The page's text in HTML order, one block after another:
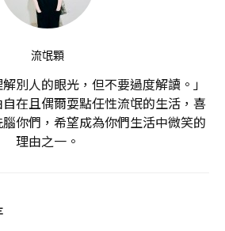
流氓顆
別人的眼光，但不要過度解讀。」
在且偶爾耍點任性流氓的生活，喜
你們，希望成為你們生活中微笑的
理由之一。